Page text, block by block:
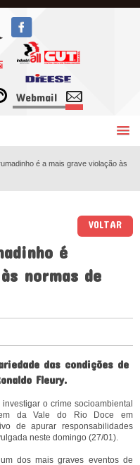
Webmail
é a mais grave violação às
VOLTAR
é
normas de
das condições de
Fleury.
o crime socioambiental
da Vale do Rio Doce em
de apurar responsabilidades
neste domingo (27/01).
dos mais graves eventos de